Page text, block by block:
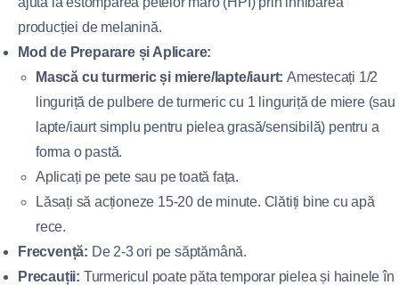
producției de melanină.
Mod de Preparare și Aplicare:
Mască cu turmeric și miere/lapte/iaurt: Amestecați 1/2
linguriță de pulbere de turmeric cu 1 linguriță de miere (sau
lapte/iaurt simplu pentru pielea grasă/sensibilă) pentru a
forma o pastă.
Aplicați pe pete sau pe toată fața.
Lăsați să acționeze 15-20 de minute. Clătiți bine cu apă
rece.
Frecvență: De 2-3 ori pe săptămână.
Precauții: Turmericul poate păta temporar pielea și hainele în